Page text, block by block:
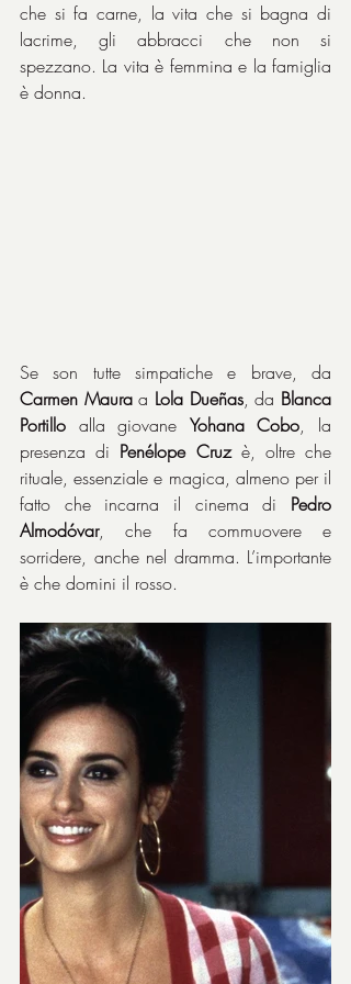
che si fa carne, la vita che si bagna di
lacrime, gli abbracci che non si
spezzano. La vita è femmina e la famiglia
è donna.
Carmen Maura a Lola Dueñas, da Blanca
Portillo alla giovane Yohana Cobo, la
presenza di Penélope Cruz è, oltre che
rituale, essenziale e magica, almeno per il
fatto che incarna il cinema di Pedro
Almodóvar, che fa commuovere e
sorridere, anche nel dramma. L’importante
è che domini il rosso.